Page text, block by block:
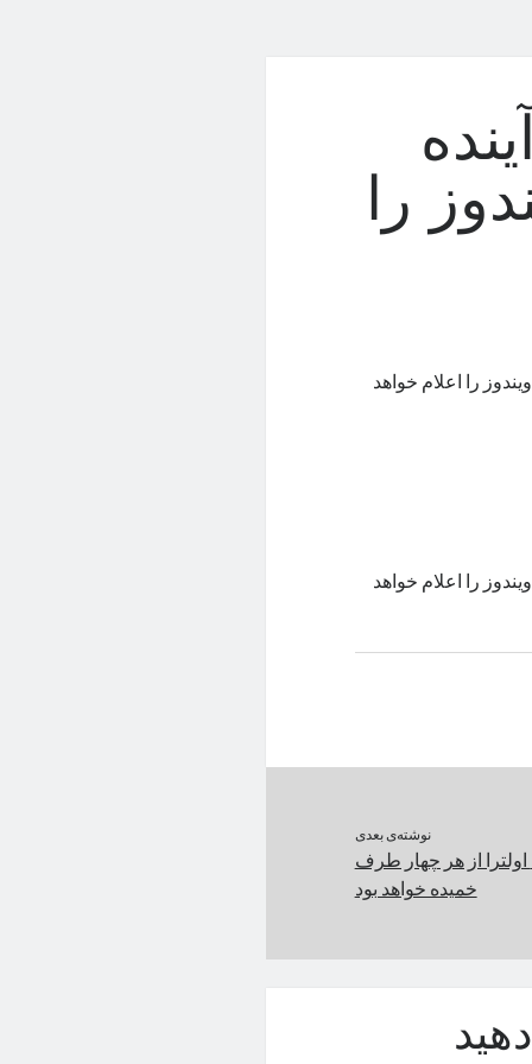
را
را اعلام خواهد
را اعلام خواهد
نوشته‌ی بعدی
نمایشگر شیائومی ۱۴ اولترا از هر چهار طرف
خمیده خواهد بود